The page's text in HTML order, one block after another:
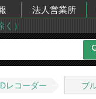
法人営業所
）
レコーダー ブ